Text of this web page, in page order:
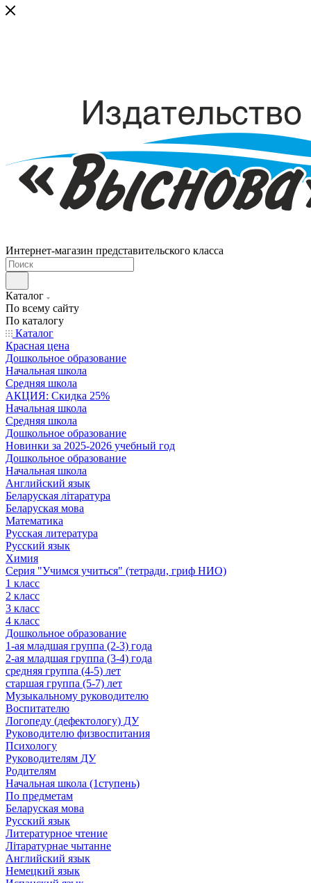
Интернет-магазин представительского класса
Каталог
По всему сайту
По каталогу
Каталог
Красная цена
Дошкольное образование
Начальная школа
Средняя школа
АКЦИЯ: Скидка 25%
Начальная школа
Средняя школа
Дошкольное образование
Новинки за 2025-2026 учебный год
Дошкольное образование
Начальная школа
Английский язык
Беларуская літаратура
Беларуская мова
Математика
Русская литература
Русский язык
Химия
Серия "Учимся учиться" (тетради, гриф НИО)
1 класс
2 класс
3 класс
4 класс
Дошкольное образование
1-ая младшая группа (2-3) года
2-ая младшая группа (3-4) года
средняя группа (4-5) лет
старшая группа (5-7) лет
Музыкальному руководителю
Воспитателю
Логопеду (дефектологу) ДУ
Руководителю физвоспитания
Психологу
Руководителям ДУ
Родителям
Начальная школа (1ступень)
По предметам
Беларуская мова
Русский язык
Литературное чтение
Літаратурнае чытанне
Английский язык
Немецкий язык